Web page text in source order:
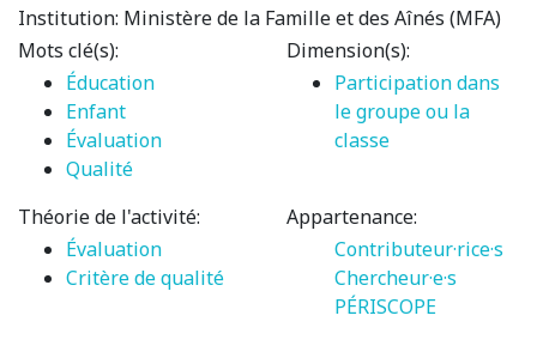
Institution: Ministère de la Famille et des Aînés (MFA)
Mots clé(s):
Éducation
Enfant
Évaluation
Qualité
Dimension(s):
Participation dans
le groupe ou la
classe
Théorie de l'activité:
Évaluation
Critère de qualité
Appartenance:
Contributeur·rice·s
Chercheur·e·s
PÉRISCOPE